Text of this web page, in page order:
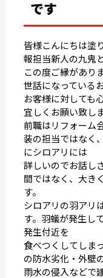
です
皆様こんにちは塗
報担当新人の九鬼
この度ご縁があり
世話になっている
お客様に対しても
宜しくお願い致しま
前職はリフォーム
装の担当ではな
にシロアリには
詳しいのでお話し
間ではなく、大き
す。
シロアリの羽アリ
す。羽蟻が発生し
発生付近を
食べつくしてしま
の防水劣化・外壁
雨水の侵入などで